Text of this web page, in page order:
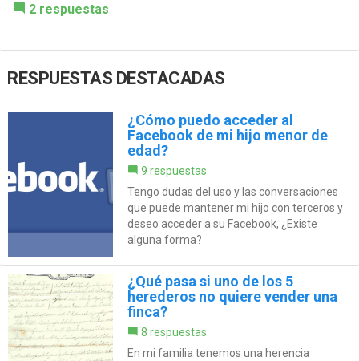
2 respuestas
RESPUESTAS DESTACADAS
¿Cómo puedo acceder al
Facebook de mi hijo menor de
edad?
9 respuestas
Tengo dudas del uso y las conversaciones
que puede mantener mi hijo con terceros y
deseo acceder a su Facebook, ¿Existe
alguna forma?
¿Qué pasa si uno de los 5
herederos no quiere vender una
finca?
8 respuestas
En mi familia tenemos una herencia